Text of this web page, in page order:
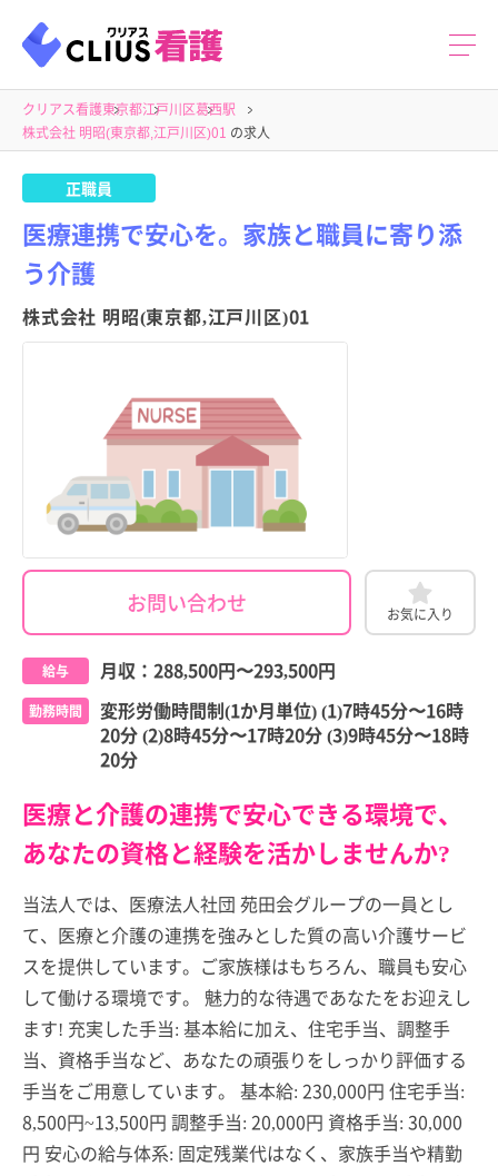
クリアス看護東京都江戸川区葛西駅
株式会社 明昭(東京都,江戸川区)01 の求人
正職員
医療連携で安心を。家族と職員に寄り添
う介護
株式会社 明昭(東京都,江戸川区)01
お問い合わせ お気に入り
給与 月収： 288,500円〜293,500円
勤務時間
変形労働時間制(1か月単位) (1)7時45分〜16時
20分 (2)8時45分〜17時20分 (3)9時45分〜18時
20分
医療と介護の連携で安心できる環境で、
あなたの資格と経験を活かしませんか?
当法人では、医療法人社団 苑田会グループの一員とし
て、医療と介護の連携を強みとした質の高い介護サービ
スを提供しています。ご家族様はもちろん、職員も安心
して働ける環境です。 魅力的な待遇であなたをお迎えし
ます! 充実した手当: 基本給に加え、住宅手当、調整手
当、資格手当など、あなたの頑張りをしっかり評価する
手当をご用意しています。 基本給: 230,000円 住宅手当:
8,500円~13,500円 調整手当: 20,000円 資格手当: 30,000
円 安心の給与体系: 固定残業代はなく、家族手当や精勤